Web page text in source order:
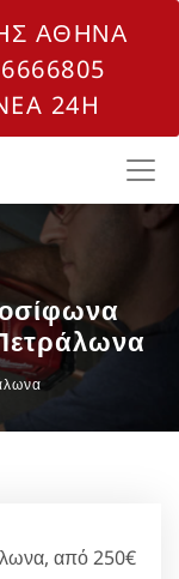
ΑΘΗΝΑ
24H
από 250€